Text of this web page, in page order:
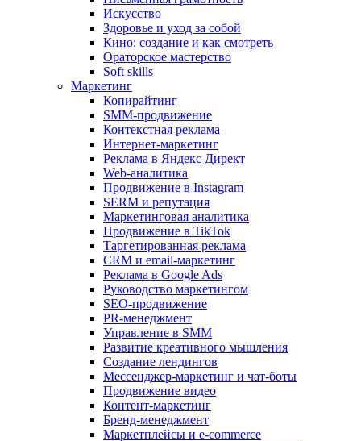
Искусство
Здоровье и уход за собой
Кино: создание и как смотреть
Ораторское мастерство
Soft skills
Маркетинг
Копирайтинг
SMM-продвижение
Контекстная реклама
Интернет-маркетинг
Реклама в Яндекс Директ
Web-аналитика
Продвижение в Instagram
SERM и репутация
Маркетинговая аналитика
Продвижение в TikTok
Таргетированная реклама
CRM и email-маркетинг
Реклама в Google Ads
Руководство маркетингом
SEO-продвижение
PR-менеджмент
Управление в SMM
Развитие креативного мышления
Создание лендингов
Мессенджер-маркетинг и чат-боты
Продвижение видео
Контент-маркетинг
Бренд-менеджмент
Маркетплейсы и e-commerce